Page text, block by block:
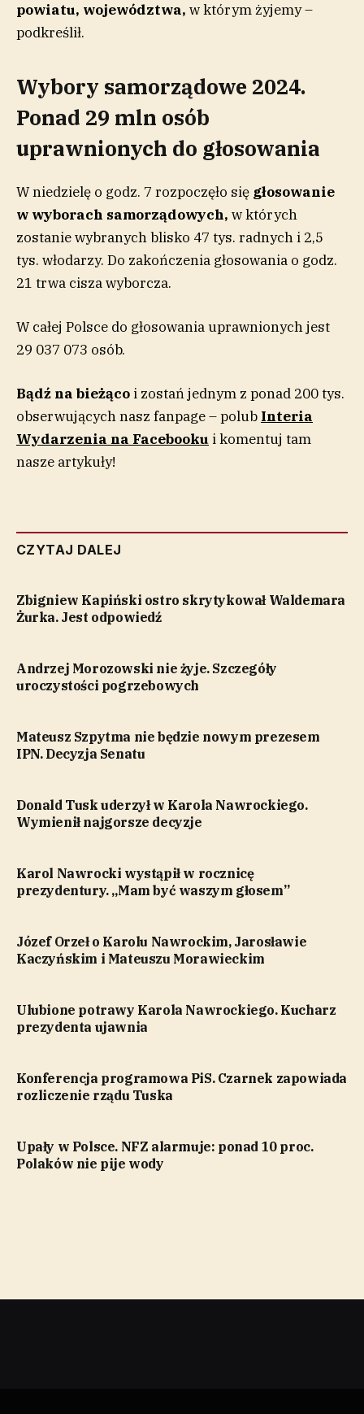
powiatu, województwa, w którym żyjemy –
podkreślił.
Wybory samorządowe 2024.
Ponad 29 mln osób
uprawnionych do głosowania
W niedzielę o godz. 7 rozpoczęło się głosowanie
w wyborach samorządowych, w których
zostanie wybranych blisko 47 tys. radnych i 2,5
tys. włodarzy. Do zakończenia głosowania o godz.
21 trwa cisza wyborcza.
W całej Polsce do głosowania uprawnionych jest
29 037 073 osób.
Bądź na bieżąco i zostań jednym z ponad 200 tys.
obserwujących nasz fanpage – polub Interia
Wydarzenia na Facebooku i komentuj tam
nasze artykuły!
CZYTAJ DALEJ
Zbigniew Kapiński ostro skrytykował Waldemara
Żurka. Jest odpowiedź
Andrzej Morozowski nie żyje. Szczegóły
uroczystości pogrzebowych
Mateusz Szpytma nie będzie nowym prezesem
IPN. Decyzja Senatu
Donald Tusk uderzył w Karola Nawrockiego.
Wymienił najgorsze decyzje
Karol Nawrocki wystąpił w rocznicę
prezydentury. „Mam być waszym głosem”
Józef Orzeł o Karolu Nawrockim, Jarosławie
Kaczyńskim i Mateuszu Morawieckim
Ulubione potrawy Karola Nawrockiego. Kucharz
prezydenta ujawnia
Konferencja programowa PiS. Czarnek zapowiada
rozliczenie rządu Tuska
Upały w Polsce. NFZ alarmuje: ponad 10 proc.
Polaków nie pije wody